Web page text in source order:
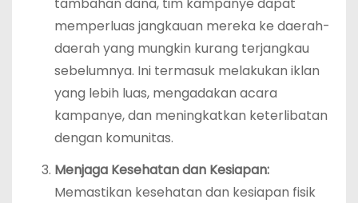
memperluas jangkauan mereka ke daerah-
daerah yang mungkin kurang terjangkau
sebelumnya. Ini termasuk melakukan iklan
yang lebih luas, mengadakan acara
kampanye, dan meningkatkan keterlibatan
dengan komunitas.
Menjaga Kesehatan dan Kesiapan:
Memastikan kesehatan dan kesiapan fisik